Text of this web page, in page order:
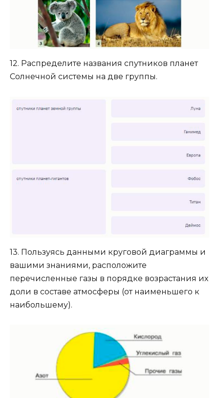
12. Распределите названия спутников планет
Солнечной системы на две группы.
13. Пользуясь данными круговой диаграммы и
вашими знаниями, расположите
перечисленные газы в порядке возрастания их
доли в составе атмосферы (от наименьшего к
наибольшему).